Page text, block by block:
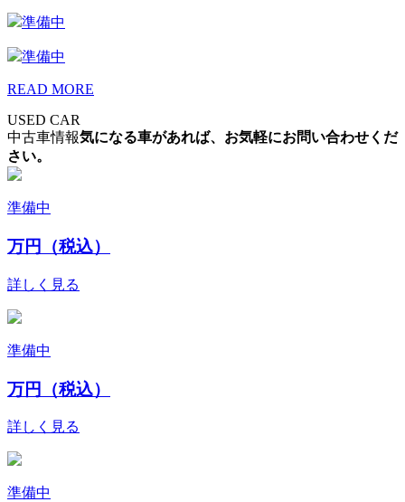
準備中
準備中
READ MORE
USED CAR
中古車情報気になる車があれば、お気軽にお問い合わせくだ
さい。
準備中
万円（税込）
詳しく見る
準備中
万円（税込）
詳しく見る
準備中